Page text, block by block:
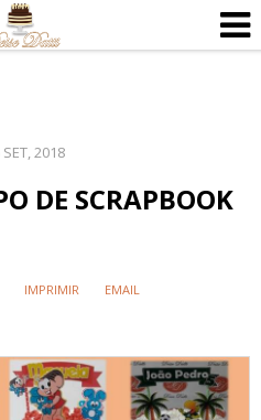
2018
DE SCRAPBOOK
IMPRIMIR EMAIL